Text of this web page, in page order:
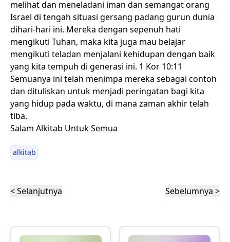
melihat dan meneladani iman dan semangat orang
Israel di tengah situasi gersang padang gurun dunia
dihari-hari ini. Mereka dengan sepenuh hati
mengikuti Tuhan, maka kita juga mau belajar
mengikuti teladan menjalani kehidupan dengan baik
yang kita tempuh di generasi ini. 1 Kor 10:11
Semuanya ini telah menimpa mereka sebagai contoh
dan dituliskan untuk menjadi peringatan bagi kita
yang hidup pada waktu, di mana zaman akhir telah
tiba.
Salam Alkitab Untuk Semua
alkitab
< Selanjutnya Sebelumnya >